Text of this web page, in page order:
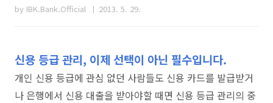
by IBK.Bank.Official 2013. 5. 29.
신용 등급관리, 이제 선택이 아닌 필수입니다.
개인 신용 등급에 관심 없던 사람들도 신용 카드를 발급받거
나 은행에서 신용 대출을 받아야할 때면 신용 등급 관리의 중